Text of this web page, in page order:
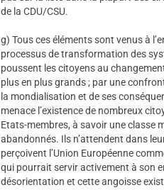
de la CDU/CSU.
g) Tous ces éléments sont venus à
processus de transformation des
poussent les citoyens au
plus en plus grands ; par une
la mondialisation et de ses
menace l’existence de nombreux
Etats-membres, à savoir une classe
abandonnés. Ils n’attendent dans
perçoivent l’Union Européenne
qui pourrait servir activement à son
désorientation et cette angoisse